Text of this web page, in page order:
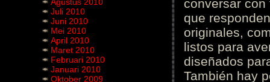
Juli 2010
Juni 2010
Mei 2010
April 2010
Maret 2010
Februari 2010
Januari 2010
Oktober 2009
conversar
que
originales,
listos para
diseñados
También hay